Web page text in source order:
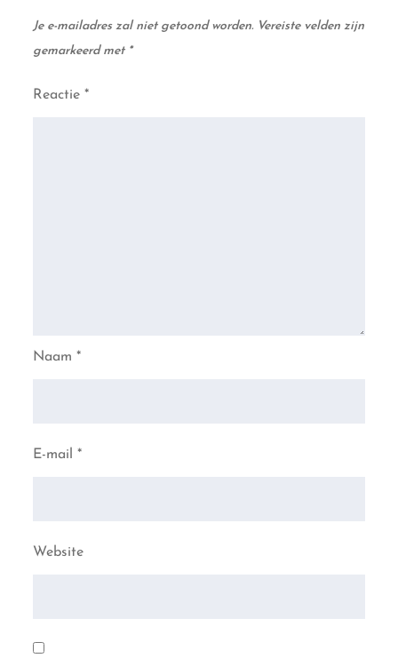
Je e-mailadres zal niet getoond worden. Vereiste velden zijn
gemarkeerd met *
Reactie*
Naam*
E-mail*
Website